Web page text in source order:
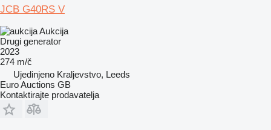
JCB G40RS V
Aukcija
Drugi generator
2023
274 m/č
Ujedinjeno Kraljevstvo, Leeds
Euro Auctions GB
Kontaktirajte prodavatelja